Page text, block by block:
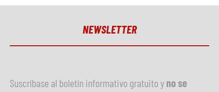
NEWSLETTER
Suscríbase al boletín informativo gratuito yno se